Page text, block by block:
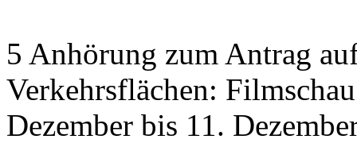
5 Anhörung zum Antrag
Verkehrsflächen:
Dezember bis 11.